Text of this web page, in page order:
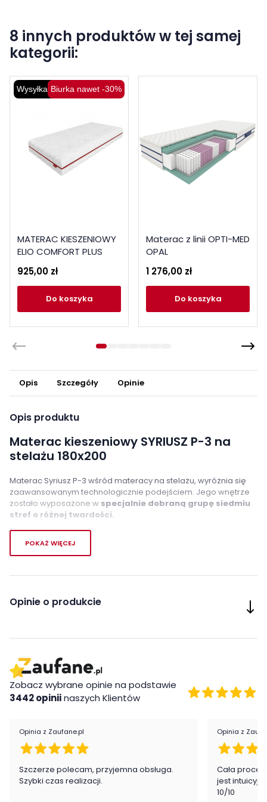
8 innych produktów w tej samej
kategorii:
Wysyłka 48HBiurka nawet -30%
MATERAC KIESZENIOWY
ELIO COMFORT PLUS
925,00 zł
do koszyka
Materac z linii OPTI-MED
OPAL
1 276,00 zł
do koszyka
Opis Szczegóły Opinie
Opis produktu
Materac kieszeniowy SYRIUSZ P-3 na
stelażu 180x200
Materac Syriusz P-3 wśród materacy na stelażu, wyróżnia się
zaawansowanym technologicznie podejściem. Jego wnętrze
zostało wyposażone w specjalnie dobraną grupę siedmiu
stref o różnej twardości.
Dzięki temu doskonale
naszego ciała, zapewniając jeszcze większy komfort
bardziej harmonijna, co przekłada się na
Wkład:
POKAŻ WIĘCEJ
Opinie o produkcie
Zobacz wybrane opinie na podstawie
3442 opiniinaszych Klientów
Opinia z Zaufane.pl
Szczerze polecam, przyjemna obsługa.
Szybki czas realizacji.
Opinia z
Cała
jest
10/10